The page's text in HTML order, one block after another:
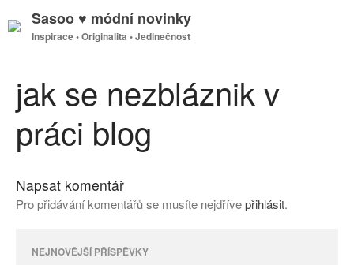
trend >
Sasoo ♥ módní novinky
Inspirace • Originalita • Jedinečnost
jak se nezbláznik v
práci blog
Napsat komentář
Pro přidávání komentářů se musíte nejdřívepřihlásit.
NEJNOVĚJŠÍ PŘÍSPĚVKY